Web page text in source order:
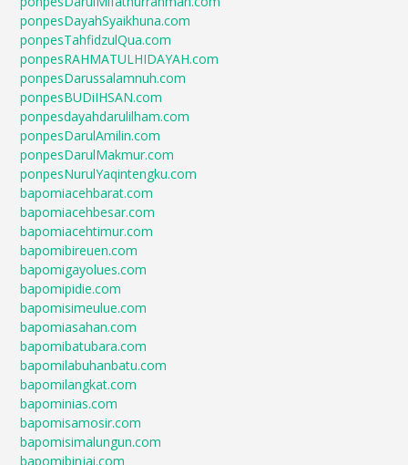
ponpesDayahSyaikhuna.com
ponpesTahfidzulQua.com
ponpesRAHMATULHIDAYAH.com
ponpesDarussalamnuh.com
ponpesBUDiIHSAN.com
ponpesdayahdarulilham.com
ponpesDarulAmilin.com
ponpesDarulMakmur.com
ponpesNurulYaqintengku.com
bapomiacehbarat.com
bapomiacehbesar.com
bapomiacehtimur.com
bapomibireuen.com
bapomigayolues.com
bapomipidie.com
bapomisimeulue.com
bapomiasahan.com
bapomibatubara.com
bapomilabuhanbatu.com
bapomilangkat.com
bapominias.com
bapomisamosir.com
bapomisimalungun.com
bapomibinjai.com